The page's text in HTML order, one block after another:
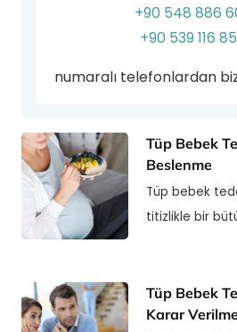
+90 548 886
+90 539 116
numaralı telefonlardan
Tüp Bebek
Beslenme
Tüp bebek
titizlikle bir
Tüp Bebek
Karar